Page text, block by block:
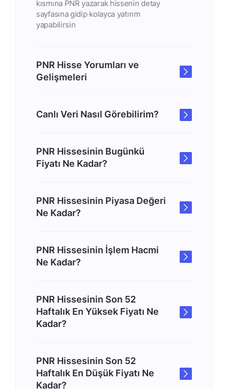
kısmına PNR yazarak hissenin detay
sayfasına gidip kolayca yatırım
yapabilirsin
PNR Hisse Yorumları ve
Gelişmeleri
Canlı Veri Nasıl Görebilirim?
PNR Hissesinin Bugünkü
Fiyatı Ne Kadar?
PNR Hissesinin Piyasa Değeri
Ne Kadar?
PNR Hissesinin İşlem Hacmi
Ne Kadar?
PNR Hissesinin Son 52
Haftalık En Yüksek Fiyatı Ne
Kadar?
PNR Hissesinin Son 52
Haftalık En Düşük Fiyatı Ne
Kadar?